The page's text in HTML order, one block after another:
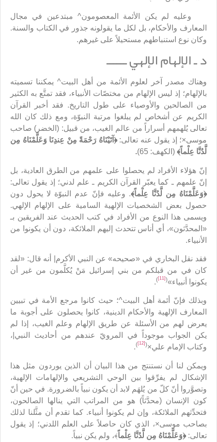
وعليه لم يكن الأئمة المعصومون^ مبتدعين في مجال
المعارف والأحكام، بل لكل ما يقولونه جذور في الكتاب والسنة.
وكان نوع استنباطهم مستحيلاً على غيرهم.
د ـ الإلهام الإلهي ــــــ
وهناك مصدر آخر لعلوم الأئمة من أهل البيت^ يمكننا تسميته
بالإلهام؛ إذ ليس الإلهام من مختصّات الأنبياء، فقد تمتَّع به الكثير
من الصالحين والأوصياء على طول التاريخ. فقد أخبر القرآن
الكريم عن أشخاص لم يبلغوا مرتبة النبوّة، ومع ذلك كان الله
تعالى يُلهمهم أسراراً من عالم الغيب، من قبيل: (الخضر) صاحب
موسى×؛ إذ يقول عنه تعالى:﴿آتَيْنَاهُ رَحْمَةً مِنْ عِندِنَا وَعَلَّمْنَاهُ مِن
لَّدُنَّا عِلْماً﴾ (الكهف: 65) .
إنّ هؤلاء الأفراد لم يحصلوا على علمهم من الطرق العادية، بل
إنّ علمهم ـ كما يعبّر القرآن الكريم ـ علم لدني؛ إذ يقول تعالى:
﴿وَعَلَّمْنَاهُ مِن لَّدُنَّا عِلْماً﴾. وعليه فإنّ عدم النبوّة لا يحول دون
حصول بعض الشخصيات الإلهية السامية على الإلهام الإلهي.
ويسمى هذا النوع من الأفراد في كتب الحديث عند الفريقين بـ
«المحدَّثون»، أي أناس تتحدث إليهم الملائكة، دون أن يكونوا من
الأنبياء.
فقد نقل البخاري في «صحيحه» عن النبي الأكرم| أنه قال: «لقد
كان في من قبلكم من بني إسرائيل مَنْ يُكلَّمون من غير أن
يكونوا أنبياء»(
[11]
)
.
وبذلك فإنّ أئمة أهل البيت^؛ حيث كانوا مرجع الأمة في تبيين
المعارف الإلهية والأحكام الدينية، كانوا يحصلون على أجوبة ما
يعرض لهم من الأسئلة عن طريق الإلهام وعلم الغيب، إذا لم
يكن الجواب موجوداً في المرويّ عندهم من أحاديث النبي|،
وكتاب الإمام علي×(
[12]
)
.
ويمكن لنا أن نستنتج من هذا البيان أن الذين يوردون مثل هذا
الإشكال لم يفرِّقوا بين الوحي التشريعي والإلهامات الإلهية،
وتصوَّروا أنّ كلّ من يُلهَم لابد أن يكون نبياً بالضرورة. في حين أنّ
كون الإنسان (محدَّثاً) هو من المراتب التي ينالها الصالحون،
فتحدِّثهم الملائكة، وإن لم يكونوا أنبياء. كما تقدم أن مثَّلنا لذلك
بصاحب موسى×، الذي كان حاصلاً على العلم اللدني؛ إذ يقول
تعالى:﴿وَعَلَّمْنَاهُ مِن لَّدُنَّا عِلْماً﴾، ولم يكن نبياً.